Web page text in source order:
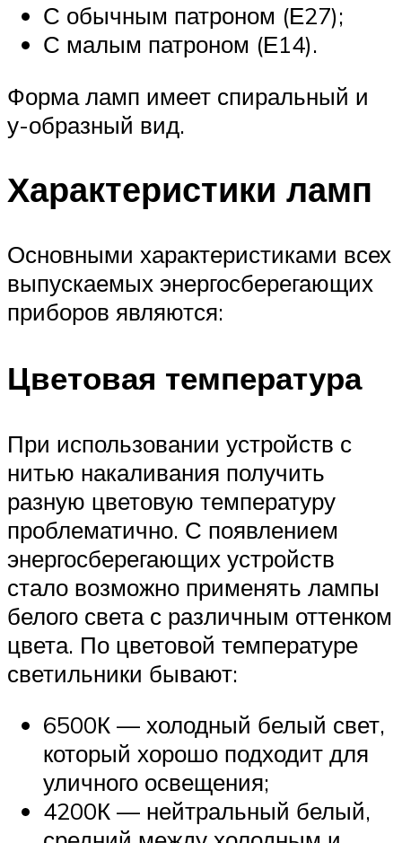
С обычным патроном (Е27);
С малым патроном (Е14).
Форма ламп имеет спиральный и
у-образный вид.
Характеристики ламп
Основными характеристиками всех
выпускаемых энергосберегающих
приборов являются:
Цветовая температура
При использовании устройств с
нитью накаливания получить
разную цветовую температуру
проблематично. С появлением
энергосберегающих устройств
стало возможно применять лампы
белого света с различным оттенком
цвета. По цветовой температуре
светильники бывают:
6500К — холодный белый свет,
который хорошо подходит для
уличного освещения;
4200К — нейтральный белый,